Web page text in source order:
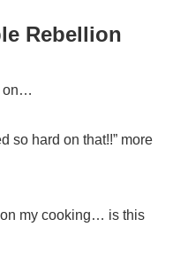
Rebellion
on…
so hard on that!!” more
my cooking… is this